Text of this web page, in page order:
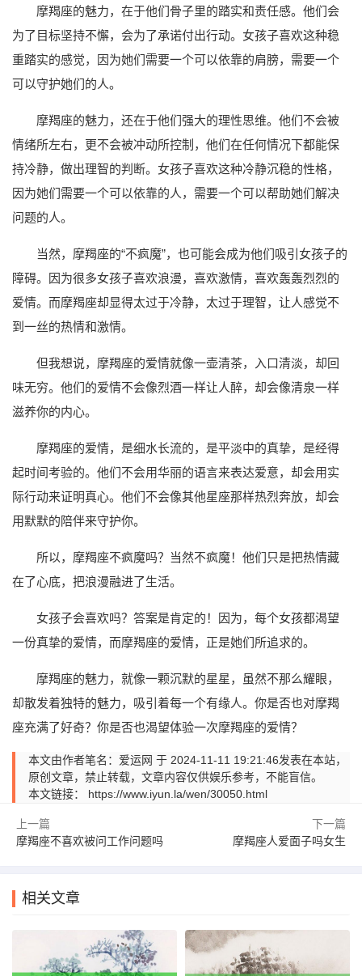
摩羯座的魅力，在于他们骨子里的踏实和责任感。他们会
为了目标坚持不懈，会为了承诺付出行动。女孩子喜欢这种稳
重踏实的感觉，因为她们需要一个可以依靠的肩膀，需要一个
可以守护她们的人。
摩羯座的魅力，还在于他们强大的理性思维。他们不会被
情绪所左右，更不会被冲动所控制，他们在任何情况下都能保
持冷静，做出理智的判断。女孩子喜欢这种冷静沉稳的性格，
因为她们需要一个可以依靠的人，需要一个可以帮助她们解决
问题的人。
当然，摩羯座的“不疯魔”，也可能会成为他们吸引女孩子的
障碍。因为很多女孩子喜欢浪漫，喜欢激情，喜欢轰轰烈烈的
爱情。而摩羯座却显得太过于冷静，太过于理智，让人感觉不
到一丝的热情和激情。
但我想说，摩羯座的爱情就像一壶清茶，入口清淡，却回
味无穷。他们的爱情不会像烈酒一样让人醉，却会像清泉一样
滋养你的内心。
摩羯座的爱情，是细水长流的，是平淡中的真挚，是经得
起时间考验的。他们不会用华丽的语言来表达爱意，却会用实
际行动来证明真心。他们不会像其他星座那样热烈奔放，却会
用默默的陪伴来守护你。
所以，摩羯座不疯魔吗？当然不疯魔！他们只是把热情藏
在了心底，把浪漫融进了生活。
女孩子会喜欢吗？答案是肯定的！因为，每个女孩都渴望
一份真挚的爱情，而摩羯座的爱情，正是她们所追求的。
摩羯座的魅力，就像一颗沉默的星星，虽然不那么耀眼，
却散发着独特的魅力，吸引着每一个有缘人。你是否也对摩羯
座充满了好奇？你是否也渴望体验一次摩羯座的爱情？
本文由作者笔名：爱运网 于 2024-11-11 19:21:46发表在本站，
原创文章，禁止转载，文章内容仅供娱乐参考，不能盲信。
本文链接： https://www.iyun.la/wen/30050.html
上一篇
摩羯座不喜欢被问工作问题吗
下一篇
摩羯座人爱面子吗女生
相关文章